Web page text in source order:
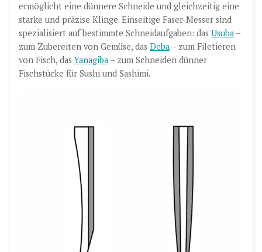
ermöglicht eine dünnere Schneide und gleichzeitig eine
starke und präzise Klinge. Einseitige Faser-Messer sind
spezialisiert auf bestimmte Schneidaufgaben: das Usuba –
zum Zubereiten von Gemüse, das Deba – zum Filetieren
von Fisch, dasYanagiba – zum Schneiden dünner
Fischstücke für Sushi und Sashimi.